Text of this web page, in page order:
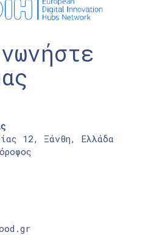
12, Ξάνθη, Ελλάδα